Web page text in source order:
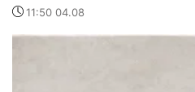
11:50 04.08